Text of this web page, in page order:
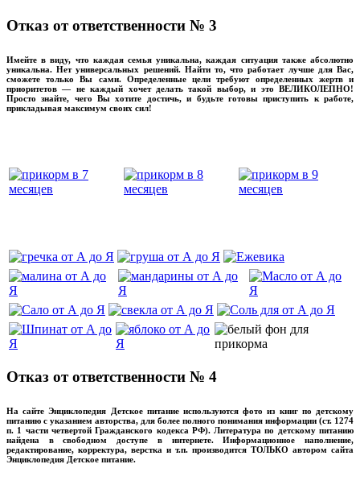
Отказ от ответственности № 3
Имейте в виду, что каждая семья уникальна, каждая ситуация также абсолютно
уникальна. Нет универсальных решений. Найти то, что работает лучше для Вас,
сможете только Вы сами. Определенные цели требуют определенных жертв и
приоритетов — не каждый хочет делать такой выбор, и это ВЕЛИКОЛЕПНО!
Просто знайте, чего Вы хотите достичь, и будьте готовы приступить к работе,
прикладывая максимум своих сил!
Отказ от ответственности № 4
На сайте Энциклопедия Детское питание используются фото из книг по детскому
питанию с указанием авторства, для более полного понимания информации (ст. 1274
п. 1 части четвертой Гражданского кодекса РФ). Литература по детскому питанию
найдена в свободном доступе в интернете. Информационное наполнение,
редактирование, корректура, верстка и т.п. производится ТОЛЬКО автором сайта
Энциклопедия Детское питание.